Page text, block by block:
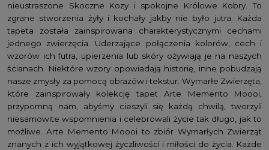
nieustraszone Skoczne Kozy i spokojne Królowe Kobry. To
zgrane stworzenia żyły i kochały jakby nie było jutra. Każda
tapeta została zainspirowana charakterystycznymi cechami
jednego zwierzęcia. Uderzające połączenia kolorów, cech i
wzorów ich futra, upierzenia lub skóry ożywiają je na naszych
ścianach. Niektóre wzory opowiadają historię, inne pobudzają
nasze zmysły za pomocą obrazów i tekstur. Wymarłe Zwierzęta,
które zainspirowały kolekcję tapet Arte Memento Moooi,
przypomną nam, abyśmy cieszyli się każdą chwilą, tworzyli
niesamowite wspomnienia i celebrowali życie tak długo, jak to
możliwe. Arte Memento Moooi to zbiór Wymarłych Zwierząt
znanych z ich wyjątkowej życzliwości i miłości do życia. Każde